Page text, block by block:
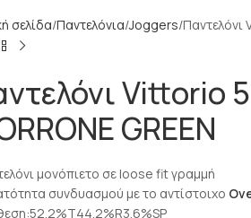
σελίδα Παντελόνια Joggers Παντελόνι
Vittorio
GREEN
μονόπιετο σε loose fit γραμμή
συνδυασμού με το αντίστοιχο